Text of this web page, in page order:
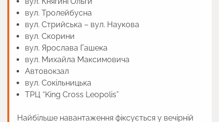
вул. Тролейбусна
вул. Стрийська – вул. Наукова
вул. Скорини
вул. Ярослава Гашека
вул. Михайла Максимовича
Автовокзал
вул. Сокільницька
ТРЦ “King Cross Leopolis”
Найбільше навантаження фіксується у вечірній